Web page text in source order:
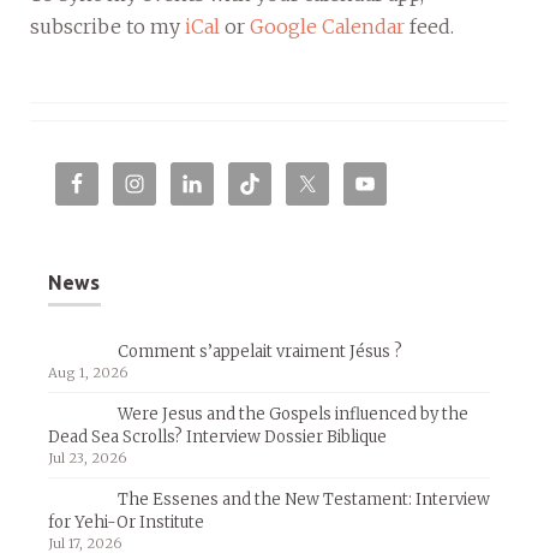
subscribe to my iCal or Google Calendar feed.
News
Comment s’appelait vraiment Jésus ?
Aug 1, 2026
Were Jesus and the Gospels influenced by the
Dead Sea Scrolls? Interview Dossier Biblique
Jul 23, 2026
The Essenes and the New Testament: Interview
for Yehi-Or Institute
Jul 17, 2026